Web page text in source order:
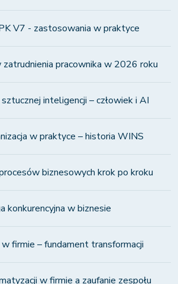
V7 - zastosowania w praktyce
pracownika w 2026 roku
inteligencji – człowiek i AI
w praktyce – historia WINS
biznesowych krok po kroku
konkurencyjna w biznesie
firmie – fundament transformacji
w firmie a zaufanie zespołu